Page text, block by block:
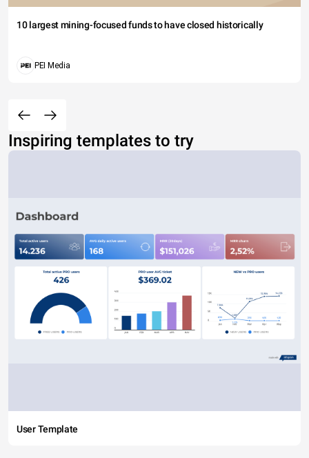
10 largest mining-focused funds to have closed historically
PEI Media
Inspiring templates to try
User Template